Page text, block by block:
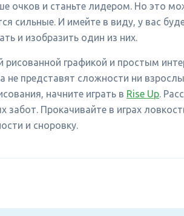
очков и станьте лидером. Но это
сильные. И имейте в виду, у вас
и изобразить один из них.
рисованной графикой и простым
не представят сложности ни
начните играть в Rise Up.
Прокачивайте в играх
и сноровку.